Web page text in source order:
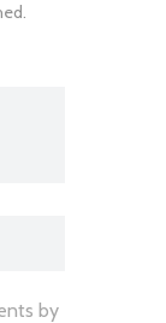
by